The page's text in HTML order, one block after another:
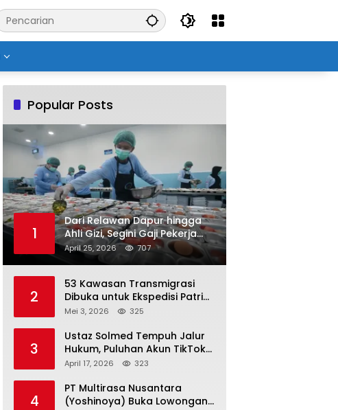
Popular Posts
1
Dari Relawan Dapur hingga
Ahli Gizi, Segini Gaji Pekerja
Program MBG yang Kini Serap
Hampir Sejuta Tenaga Kerja
April 25, 2026 707
2
53 Kawasan Transmigrasi
Dibuka untuk Ekspedisi Patriot
2026, Pendaftaran Ditutup 21
Mei 3, 2026 325
3
Ustaz Solmed Tempuh Jalur
Hukum, Puluhan Akun TikTok
dan Instagram Dilaporkan
April 17, 2026 323
4
PT Multirasa Nusantara
(Yoshinoya) Buka Lowongan